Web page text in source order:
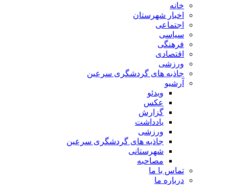
خانه
اخبار شهرستان
اجتماعی
سیاسی
فرهنگی
اقتصادی
ورزشی
جاذبه های گردشگری سرعین
آرشیو
ویدئو
عکس
گزارش
یادداشت
ورزشی
جاذبه های گردشگری سرعین
شهرستانی
مصاحبه
تماس با ما
درباره ما